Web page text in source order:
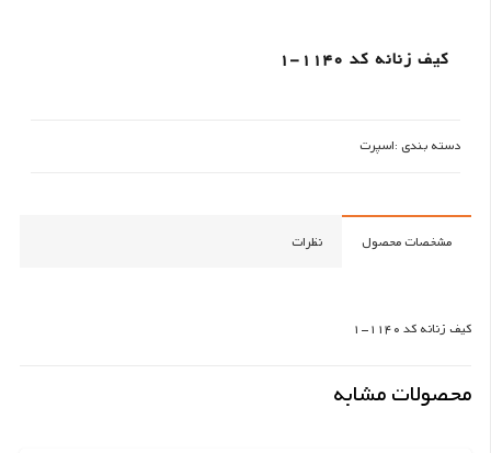
کیف زنانه کد 1140-1
دسته بندی :اسپرت
مشخصات محصول نظرات
کیف زنانه کد 1140-1
محصولات مشابه